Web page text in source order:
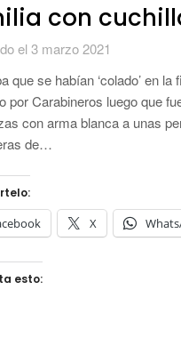
con
el 3 marzo 2021
que se habían ‘colado’ en la
por Carabineros luego que
con arma blanca a unas
de…
X
esto: